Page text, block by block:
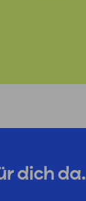
dich da.